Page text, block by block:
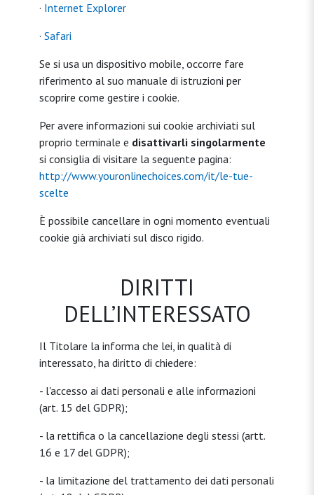
· Internet Explorer
· Safari
Se si usa un dispositivo mobile, occorre fare
riferimento al suo manuale di istruzioni per
scoprire come gestire i cookie.
Per avere informazioni sui cookie archiviati sul
proprio terminale e disattivarli singolarmente
si consiglia di visitare la seguente pagina:
http://www.youronlinechoices.com/it/le-tue-
scelte
È possibile cancellare in ogni momento eventuali
cookie già archiviati sul disco rigido.
DIRITTI
DELL’INTERESSATO
Il Titolare la informa che lei, in qualità di
interessato, ha diritto di chiedere:
- l'accesso ai dati personali e alle informazioni
(art. 15 del GDPR);
- la rettifica o la cancellazione degli stessi (artt.
16 e 17 del GDPR);
- la limitazione del trattamento dei dati personali